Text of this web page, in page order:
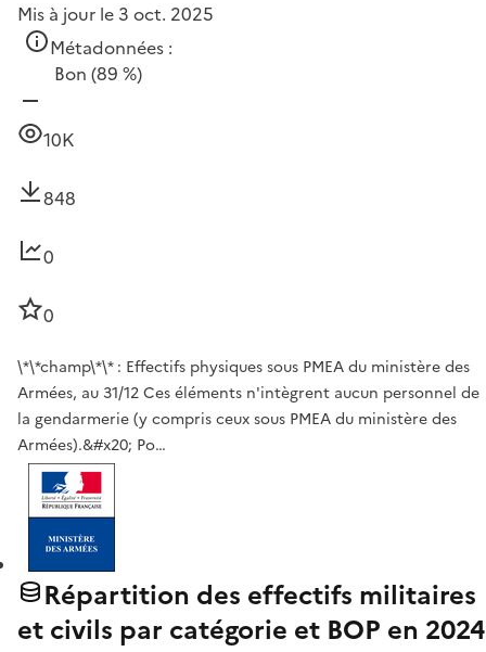
Mis à jour le 3 oct. 2025
Métadonnées :
Bon (89 %)
10K
848
0
0
\*\*champ\*\* : Effectifs physiques sous PMEA du ministère des
Armées, au 31/12 Ces éléments n'intègrent aucun personnel de
la gendarmerie (y compris ceux sous PMEA du ministère des
Armées).&#x20; Po…
Répartition des effectifs militaires
et civils par catégorie et BOP en 2024